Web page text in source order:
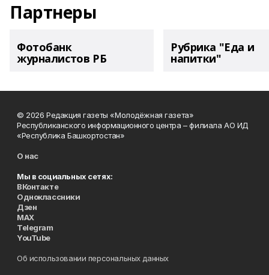
Партнеры
Фотобанк
журналистов РБ
Рубрика "Еда и
напитки"
© 2026 Редакция газеты «Молодёжная газета»
Республиканского информационного центра – филиала АО ИД
«Республика Башкортостан»
О нас
Мы в социальных сетях:
ВКонтакте
Одноклассники
Дзен
MAX
Telegram
YouTube
Об использовании персональных данных